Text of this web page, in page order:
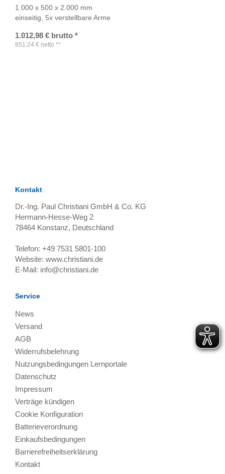
1.000 x 500 x 2.000 mm
einseitig, 5x verstellbare Arme
1.012,98 € brutto *
851,24 € netto **
Kontakt
Dr.-Ing. Paul Christiani GmbH & Co. KG
Hermann-Hesse-Weg 2
78464 Konstanz, Deutschland
Telefon: +49 7531 5801-100
Website: www.christiani.de
E-Mail: info@christiani.de
Service
News
Versand
AGB
Widerrufsbelehrung
Nutzungsbedingungen Lernportale
Datenschutz
Impressum
Verträge kündigen
Cookie Konfiguration
Batterieverordnung
Einkaufsbedingungen
Barrierefreiheitserklärung
Kontakt